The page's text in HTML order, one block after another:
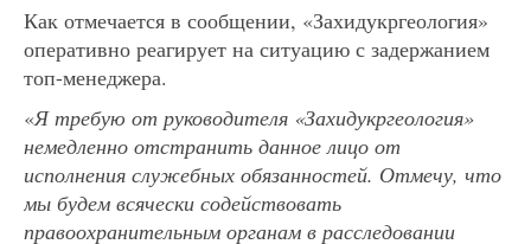
Как отмечается в сообщении, «Захидукргеология»
оперативно реагирует на ситуацию с задержанием
топ-менеджера.
«Я требую от руководителя «Захидукргеология»
немедленно отстранить данное лицо от
исполнения служебных обязанностей. Отмечу, что
мы будем всячески содействовать
правоохранительным органам в расследовании